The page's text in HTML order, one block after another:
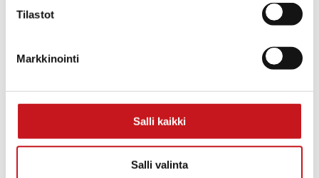
Tilastot
Markkinointi
Salli kaikki
Salli valinta